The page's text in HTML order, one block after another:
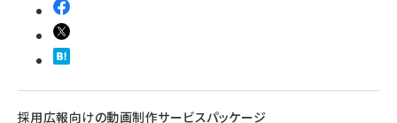
採用広報向けの動画制作サービスパッケージ